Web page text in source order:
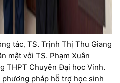
tác, TS. Trịnh Thị Thu Giang
mật với TS. Phạm Xuân
THPT Chuyên Đại học Vinh.
pháp hỗ trợ học sinh